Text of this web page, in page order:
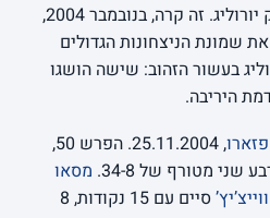
הפרש של 50 נקודות במשחק יורוליג. זה קרה, בנובמבר 2004,
שמונת הניצחונות הגדולים
בעשור הזהוב: שישה הושגו
היריבה.
, 25.11.2004. הפרש 50,
מטורף של 34-8.
מסאו
סיים עם 15 נקודות, 8